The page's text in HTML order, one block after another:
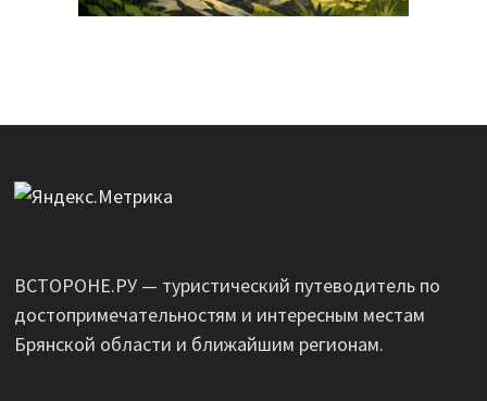
ВСТОРОНЕ.РУ — туристический путеводитель по
достопримечательностям и интересным местам
Брянской области и ближайшим регионам.